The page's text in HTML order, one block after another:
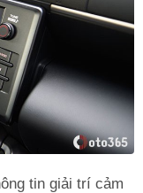
tin giải trí cảm